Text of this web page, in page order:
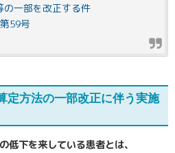
の一部を改正する件
59号
方法の一部改正に伴う実施
低下を来している患者とは、